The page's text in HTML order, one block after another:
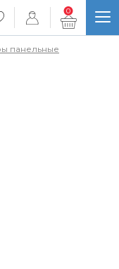
0
панельные